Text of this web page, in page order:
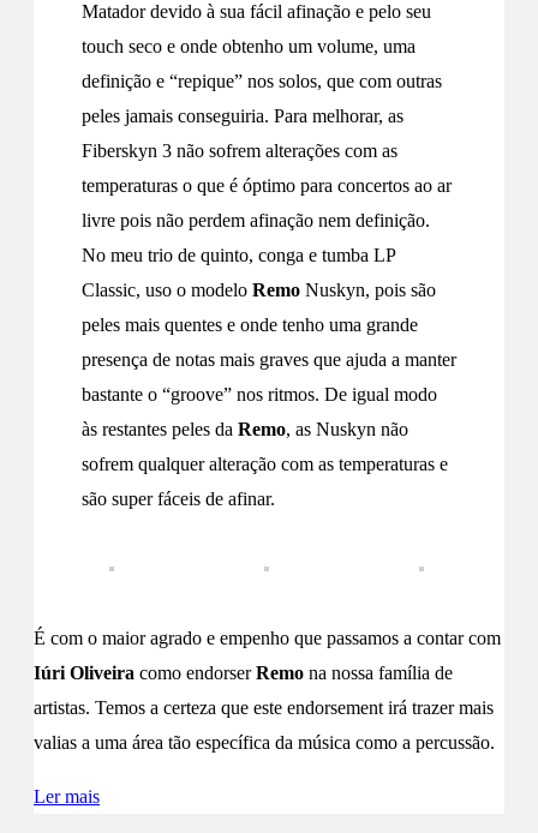
Matador devido à sua fácil afinação e pelo seu
touch seco e onde obtenho um volume, uma
definição e “repique” nos solos, que com outras
peles jamais conseguiria. Para melhorar, as
Fiberskyn 3 não sofrem alterações com as
temperaturas o que é óptimo para concertos ao ar
livre pois não perdem afinação nem definição.
No meu trio de quinto, conga e tumba LP
Classic, uso o modelo Remo Nuskyn, pois são
peles mais quentes e onde tenho uma grande
presença de notas mais graves que ajuda a manter
bastante o “groove” nos ritmos. De igual modo
às restantes peles da Remo, as Nuskyn não
sofrem qualquer alteração com as temperaturas e
são super fáceis de afinar.
É com o maior agrado e empenho que passamos a contar com
Iúri Oliveira como endorserRemo na nossa família de
artistas. Temos a certeza que este endorsement irá trazer mais
valias a uma área tão específica da música como a percussão.
Ler mais